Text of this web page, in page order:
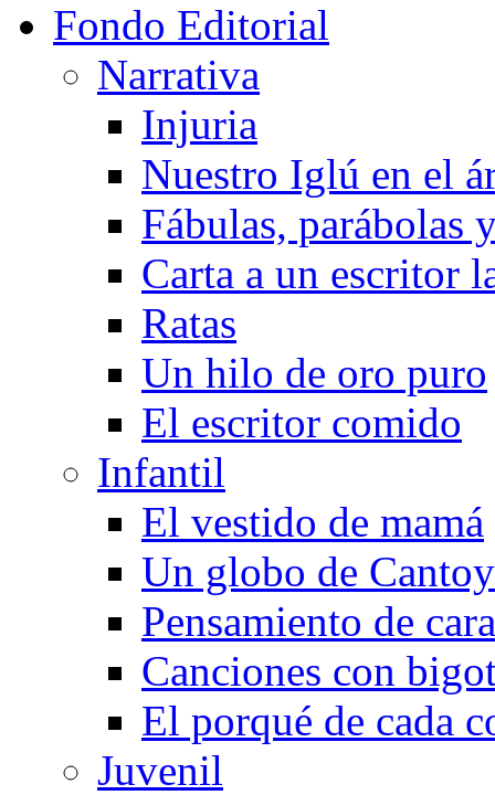
Fondo Editorial
Narrativa
Injuria
Nuestro Iglú en el
Fábulas, parábolas
Carta a un escritor
Ratas
Un hilo de oro puro
El escritor comido
Infantil
El vestido de mamá
Un globo de
Pensamiento de
Canciones con
El porqué de cada
Juvenil